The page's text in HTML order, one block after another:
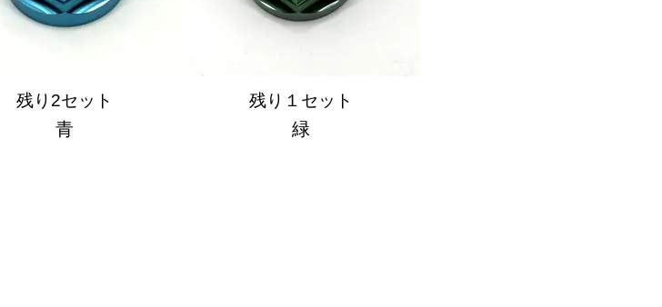
残り2セット
青
残り１セット
緑